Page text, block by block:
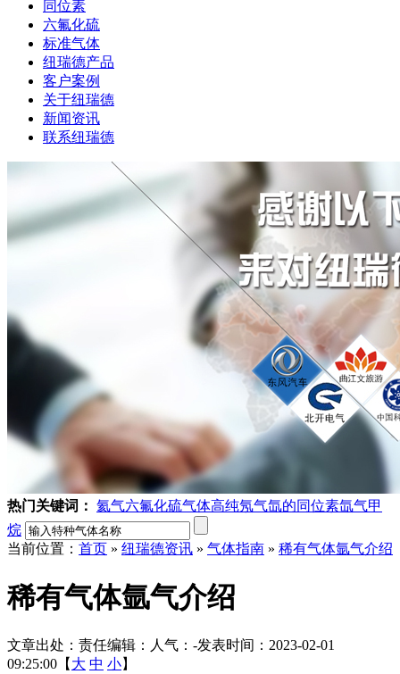
同位素
六氟化硫
标准气体
纽瑞德产品
客户案例
关于纽瑞德
新闻资讯
联系纽瑞德
热门关键词： 氦气六氟化硫气体高纯氖气氙的同位素氙气甲
烷
当前位置： 首页 » 纽瑞德资讯 » 气体指南 » 稀有气体氩气介绍
稀有气体氩气介绍
文章出处： 责任编辑： 人气： -发表时间：2023-02-01
09:25:00【 大 中 小】